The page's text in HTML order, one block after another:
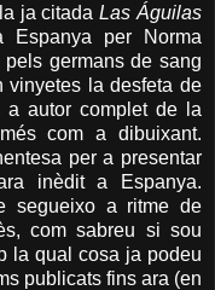
ja citadaLas Águilas
Espanya per Norma
germans de sang
vinyetes la desfeta de
a autor complet de la
com a dibuixant.
per a presentar
inèdit a Espanya.
segueixo a ritme de
com sabreu si sou
la qual cosa ja podeu
publicats fins ara (en